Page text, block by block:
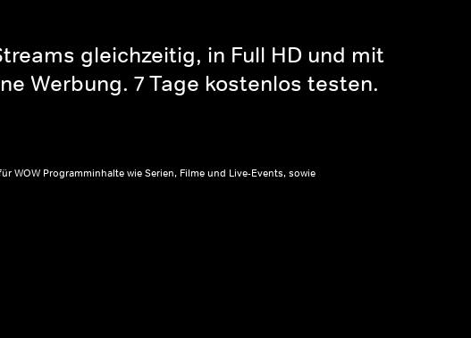
gleichzeitig, in Full HD und mit
Werbung. 7 Tage kostenlos testen.
WOW Programminhalte wie Serien, Filme und Live-Events, sowie